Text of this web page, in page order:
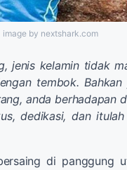
image by nextshark.com
jenis kelamin tidak
tembok.
anda berhadapan
dedikasi, dan
di panggung